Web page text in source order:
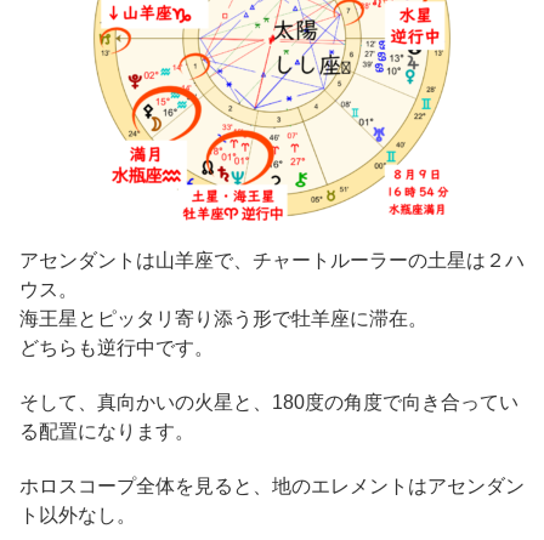
アセンダントは山羊座で、チャートルーラーの土星は２ハ
ウス。
海王星とピッタリ寄り添う形で牡羊座に滞在。
どちらも逆行中です。
そして、真向かいの火星と、180度の角度で向き合ってい
る配置になります。
ホロスコープ全体を見ると、地のエレメントはアセンダン
ト以外なし。